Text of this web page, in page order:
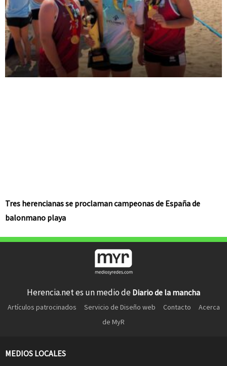
Tres herencianas se proclaman campeonas de España de
balonmano playa
Herencia.net es un medio de Diario de la mancha
Artículos patrocinados Servicio de Diseño web Contacto
Acerca
de MyR
MEDIOS LOCALES